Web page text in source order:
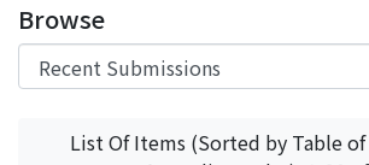
Browse
List Of Items (Sorted by Table